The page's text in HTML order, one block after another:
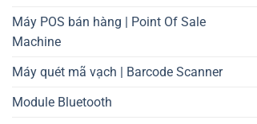
Máy POS bán hàng | Point Of Sale
Machine
Máy quét mã vạch | Barcode Scanner
Module Bluetooth